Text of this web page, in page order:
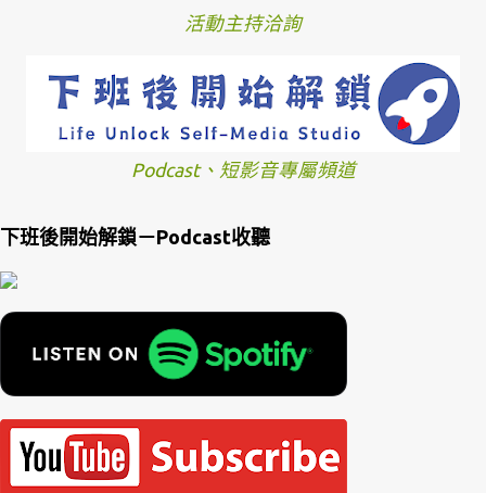
活動主持洽詢
Podcast、短影音專屬頻道
下班後開始解鎖－Podcast收聽